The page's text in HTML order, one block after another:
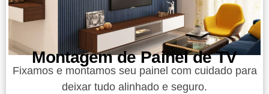
Montagem de Painel de TV
Fixamos e montamos seu painel com cuidado para
deixar tudo alinhado e seguro.